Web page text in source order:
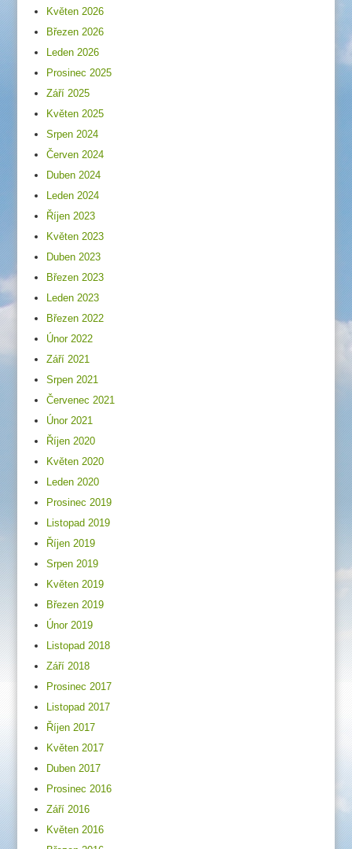
Květen 2026
Březen 2026
Leden 2026
Prosinec 2025
Září 2025
Květen 2025
Srpen 2024
Červen 2024
Duben 2024
Leden 2024
Říjen 2023
Květen 2023
Duben 2023
Březen 2023
Leden 2023
Březen 2022
Únor 2022
Září 2021
Srpen 2021
Červenec 2021
Únor 2021
Říjen 2020
Květen 2020
Leden 2020
Prosinec 2019
Listopad 2019
Říjen 2019
Srpen 2019
Květen 2019
Březen 2019
Únor 2019
Listopad 2018
Září 2018
Prosinec 2017
Listopad 2017
Říjen 2017
Květen 2017
Duben 2017
Prosinec 2016
Září 2016
Květen 2016